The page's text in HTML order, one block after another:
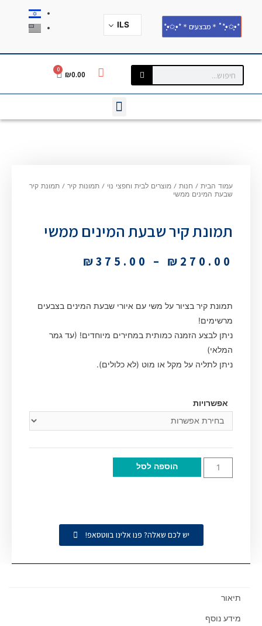
*•̩̩͙✩•̩̩͙*˚＊מבצעים＊*•̩̩͙✩•̩̩͙* ILS
₪0.00
0
עמוד הבית / חנות / מוצרים לבית וחפצי נוי / תמונות קיר / תמונת קיר
שבעת המינים ממשי
תמונת קיר שבעת המינים ממשי
₪ 270.00
–
₪375.00
תמונת קיר בציור על משי עם איורי שבעת המינים בצבעים
מרשימים!
ניתן לבצע הזמנה כמותית במחירים מיוחדים! (עד גמר
המלאי)
ניתן לתליה על מקל או מוט (לא כלולים).
אפשרויות
הוספה לסל
יש לכם שאלה? פנו אלינו בווטסאפ!
תיאור
מידע נוסף